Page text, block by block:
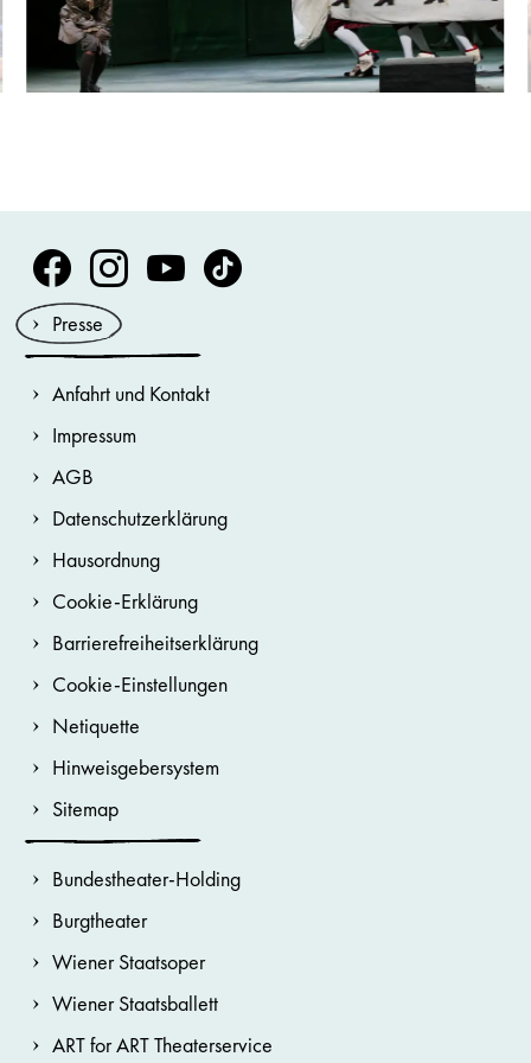
Volksoper Facebook
Volksoper Instagram
Volksoper Youtube
Volksoper TikTok
Presse
Anfahrt und Kontakt
Impressum
AGB
Datenschutzerklärung
Hausordnung
Cookie-Erklärung
Barrierefreiheitserklärung
Cookie-Einstellungen
Netiquette
Hinweisgebersystem
Sitemap
Bundestheater-Holding
Burgtheater
Wiener Staatsoper
Wiener Staatsballett
ART for ART Theaterservice